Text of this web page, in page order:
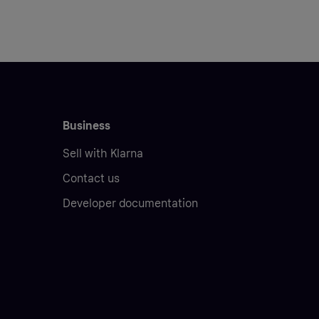
Business
Sell with Klarna
Contact us
Developer documentation